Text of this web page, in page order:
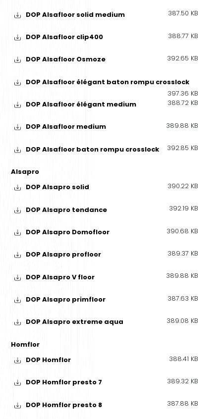
DOP Alsafloor solid medium 387.50 KB
DOP Alsafloor clip400 388.77 KB
DOP Alsafloor Osmoze 392.65 KB
DOP Alsafloor élégant baton rompu crosslock
397.36 KB
DOP Alsafloor élégant medium
388.72 KB
DOP Alsafloor medium 389.88 KB
DOP Alsafloor baton rompu crosslock 392.85 KB
Alsapro
DOP Alsapro solid
390.22 KB
DOP Alsapro tendance 392.19 KB
DOP Alsapro Domofloor 390.68 KB
DOP Alsapro profloor 389.37 KB
DOP Alsapro V floor 389.88 KB
DOP Alsapro primfloor 387.63 KB
DOP Alsapro extreme aqua 389.08 KB
Homflor
DOP Homflor
388.41 KB
DOP Homflor presto 7 389.32 KB
DOP Homflor presto 8 387.88 KB